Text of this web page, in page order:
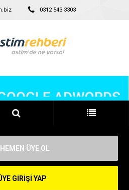
0312 543 3303
HEMEN ÜYE OL
GİRİŞİ YAP